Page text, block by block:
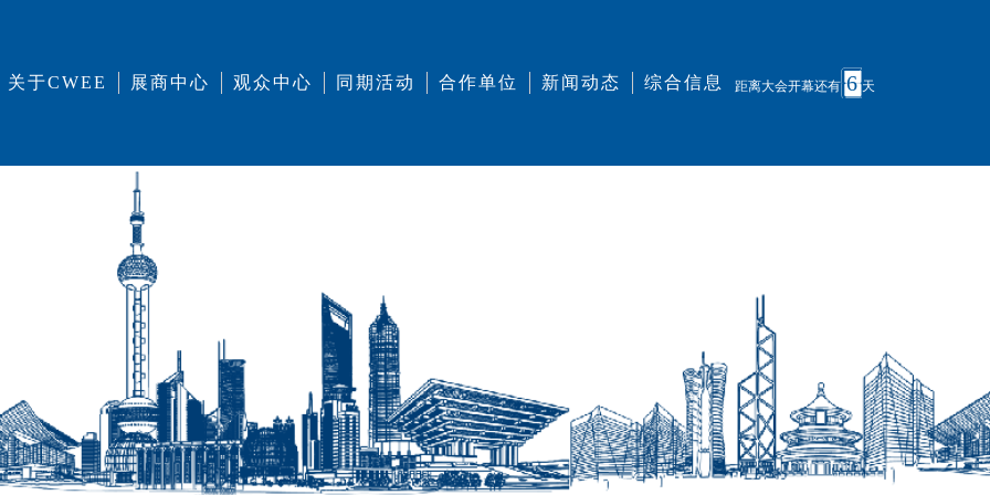
关于CWEE 展商中心 观众中心 同期活动 合作单位 新闻动态 综合信息 距离大会开幕还有 6天